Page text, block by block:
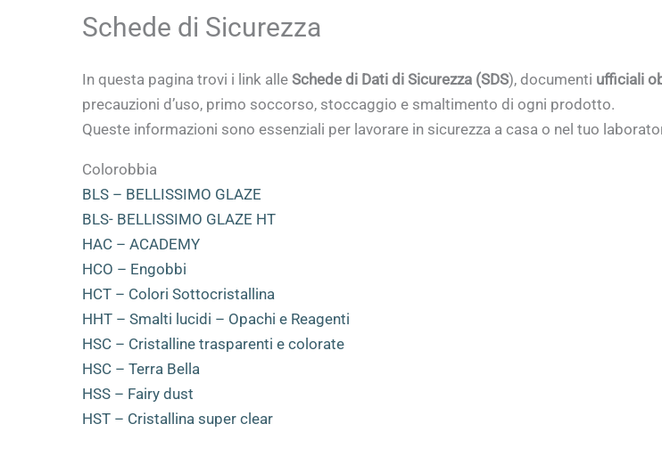
Schede di Sicurezza
In questa pagina trovi i link alle Schede di Dati di Sicurezza (SDS), documenti ufficiali
precauzioni d’uso, primo soccorso, stoccaggio e smaltimento di ogni prodotto.
Queste informazioni sono essenziali per lavorare in sicurezza a casa o nel tuo
Colorobbia
BLS – BELLISSIMO GLAZE
BLS- BELLISSIMO GLAZE HT
HAC – ACADEMY
HCO – Engobbi
HCT – Colori Sottocristallina
HHT – Smalti lucidi – Opachi e Reagenti
HSC – Cristalline trasparenti e colorate
HSC – Terra Bella
HSS – Fairy dust
HST – Cristallina super clear